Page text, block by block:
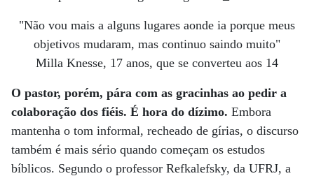
"Não vou mais a alguns lugares aonde ia porque meus
objetivos mudaram, mas continuo saindo muito"
Milla Knesse, 17 anos, que se converteu aos 14
O pastor, porém, pára com as gracinhas ao pedir a
colaboração dos fiéis. É hora do dízimo. Embora
mantenha o tom informal, recheado de gírias, o discurso
também é mais sério quando começam os estudos
bíblicos. Segundo o professor Refkalefsky, da UFRJ, a